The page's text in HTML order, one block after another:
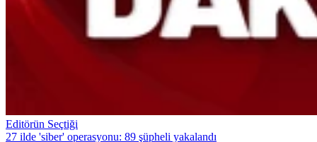
Editörün Seçtiği
27 ilde 'siber' operasyonu: 89 şüpheli yakalandı